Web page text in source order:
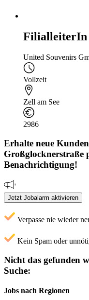
FilialleiterIn
United Souvenirs
Vollzeit
Zell am See
2986
Erhalte neue Kunden
Großglocknerstraße
Benachrichtigung!
Jetzt Jobalarm aktivieren
Verpasse nie wieder
Kein Spam oder
Nicht das gefunden
Suche:
Jobs nach Regionen